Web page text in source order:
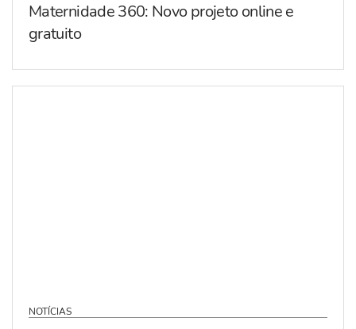
Maternidade 360: Novo projeto online e
gratuito
NOTÍCIAS